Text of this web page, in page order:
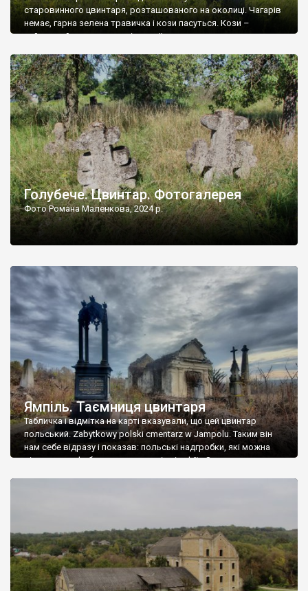
старовинного цвинтаря, розташованого на околиці. Чагарів
немає, гарна зелена травичка і кози пасуться. Кози –
найкращий регулятор шкідливої, для старих кладовищ,
бруньками, кози ті бруньки обгризають, бо то улюблений
делікатес. На цвинтарі у Голубечому ціла колекція
різноманітних форм хрестів. Село відносно невелике, […]
Голубече. Цвинтар. Фотогалерея
Фото Романа Маленкова, 2024 р.
Ямпіль. Таємниця цвинтаря
Табличка і відмітка на карті вказували, що цей цвинтар
польський. Zabytkowy polski cmentarz w Jampolu. Таким він
нам себе відразу і показав: польські надгробки, які можна
віднести до фабричних, польські епітафії… Загалом цвинтар